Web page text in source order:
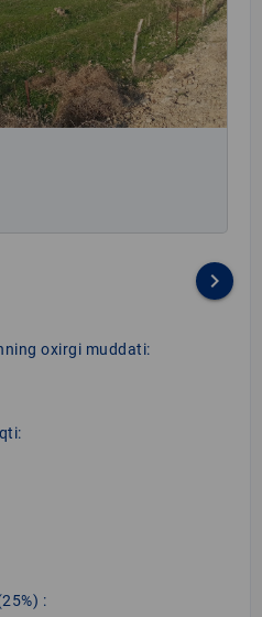
keyboard_arrow_right
oxirgi muddati:
: